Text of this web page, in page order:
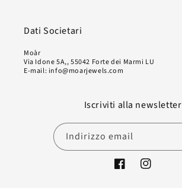
Dati Societari
Moàr
Via Idone 5A,, 55042 Forte dei Marmi LU
E-mail: info@moarjewels.com
Iscriviti alla newsletter
Indirizzo email
FacebookInstagram